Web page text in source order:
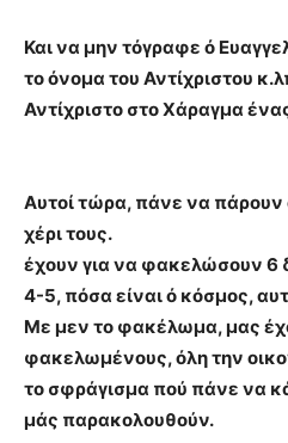
Και να μην τόγραφε ό
το όνομα του Αντίχριστου
Αντίχριστο στο Χάραγμα
Αυτοί τώρα, πάνε να πάρουν
χέρι τους.
έχουν για να φακελώσουν 6
4-5, πόσα είναι ό κόσμος,
Με μεν το φακέλωμα, μας
φακελωμένους, όλη την
το σφράγισμα πού πάνε να
μάς παρακολουθούν.